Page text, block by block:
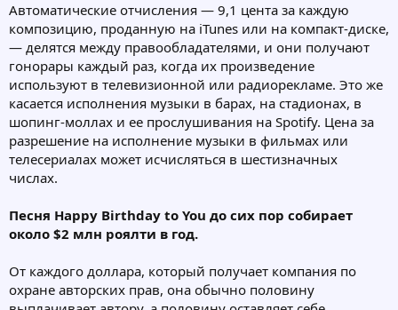
Автоматические отчисления — 9,1 цента за каждую
композицию, проданную на iTunes или на компакт-диске,
— делятся между правообладателями, и они получают
гонорары каждый раз, когда их произведение
используют в телевизионной или радиорекламе. Это же
касается исполнения музыки в барах, на стадионах, в
шопинг-моллах и ее прослушивания на Spotify. Цена за
разрешение на исполнение музыки в фильмах или
телесериалах может исчисляться в шестизначных
числах.
Песня Happy Birthday to You до сих пор собирает
около $2 млн роялти в год.
От каждого доллара, который получает компания по
охране авторских прав, она обычно половину